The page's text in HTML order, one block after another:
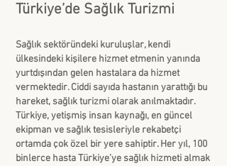
Türkiye’de Sağlık Turizmi
Sağlık sektöründeki kuruluşlar, kendi
ülkesindeki kişilere hizmet etmenin yanında
yurtdışından gelen hastalara da hizmet
vermektedir. Ciddi sayıda hastanın yarattığı bu
hareket, sağlık turizmi olarak anılmaktadır.
Türkiye, yetişmiş insan kaynağı, en güncel
ekipman ve sağlık tesisleriyle rekabetçi
ortamda çok özel bir yere sahiptir. Her yıl, 100
binlerce hasta Türkiye’ye sağlık hizmeti almak